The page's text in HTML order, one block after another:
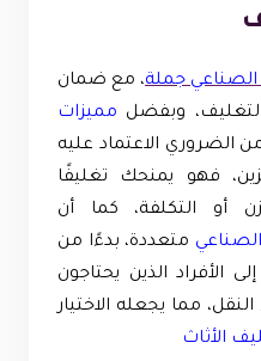
جملة، مع ضمان
وبفضل مميزات
الضروري الاعتماد عليه
فهو يمنحك تغليفًا
أو التكلفة، كما أن
متعددة، بدءًا من
الأفراد الذين يحتاجون
مما يجعله الاختيار
الأثاث